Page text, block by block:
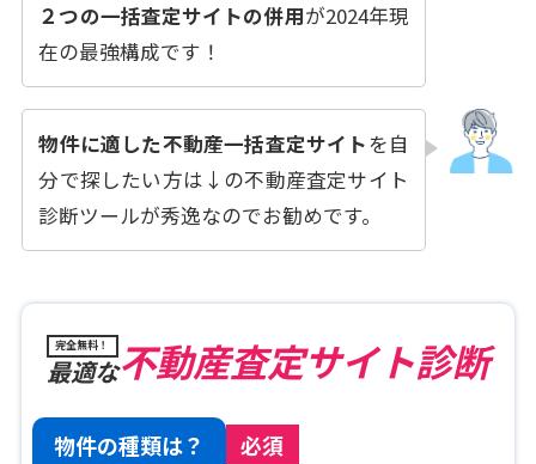
２つの一括査定サイトの併用が2024年現
在の最強構成です！
物件に適した不動産一括査定サイトを自
分で探したい方は↓の不動産査定サイト
診断ツールが秀逸なのでお勧めです。
完全無料！
最適な不動産査定サイト診断
物件の種類は？ 必須